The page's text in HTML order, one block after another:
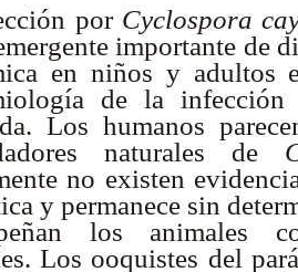
por Cyclospora
importante de
en niños y adultos
de la
Los humanos
naturales de
no existen
y permanece sin
los animales
Los ooquistes del